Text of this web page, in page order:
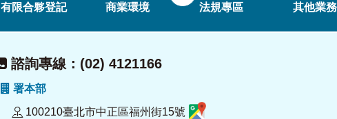
有限合夥登記 商業環境 法規專區 其他業務
諮詢專線：(02) 4121166
署本部
100210臺北市中正區福州街15號